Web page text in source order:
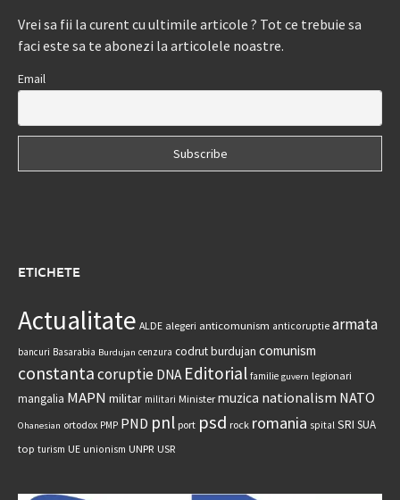
Vrei sa fii la curent cu ultimile articole ? Tot ce trebuie sa
faci este sa te abonezi la articolele noastre.
Email
ETICHETE
Actualitate ALDE alegeri anticomunism anticoruptie armata
bancuri Basarabia Burdujan cenzura codrut burdujan comunism
constantacoruptie DNA Editorial familie guvern legionari
mangalia MAPN militar militari Minister muzica nationalism NATO
Ohanesian ortodox PMP PND pnl port psd rock romania spital SRI SUA
top turism UE unionism UNPR USR